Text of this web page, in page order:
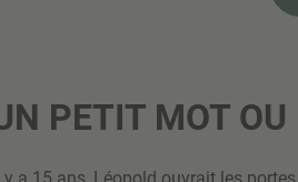
PETIT MOT OU